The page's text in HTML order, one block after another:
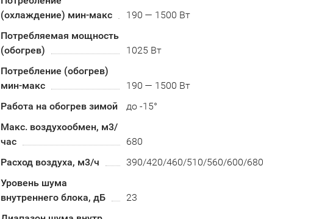
(охлаждение) мин-макс
190 — 1500 Вт
Потребляемая мощность
(обогрев)
1025 Вт
Потребление (обогрев)
мин-макс
190 — 1500 Вт
Работа на обогрев зимой
до -15°
Макс. воздухообмен, м3/
час
680
Расход воздуха, м3/ч
390/420/460/510/560/600/680
Уровень шума
внутреннего блока, дБ
23